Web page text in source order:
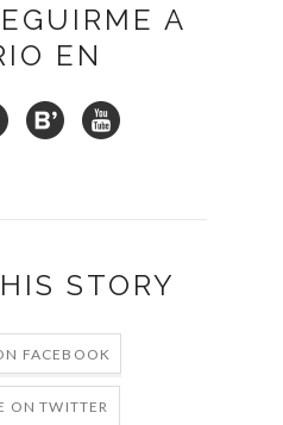
A
EN
STORY
FACEBOOK
ON TWITTER